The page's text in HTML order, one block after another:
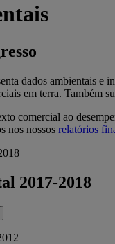
dados ambientais e
em terra. Também
comercial ao
nos nossos relatórios
2017-2018